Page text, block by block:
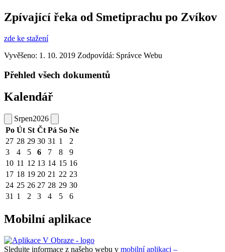
Zpívající řeka od Smetiprachu po Zvíkov
zde ke stažení
Vyvěšeno: 1. 10. 2019 Zodpovídá: Správce Webu
Přehled všech dokumentů
Kalendář
Srpen2026
Po Út St Čt Pá So Ne
27 28 29 30 31 1
2
3
4 5 6 7 8
9
10 11 12 13 14 15 16
17 18 19 20 21 22 23
24 25 26 27 28 29 30
31 1 2 3 4 5 6
Mobilní aplikace
Sledujte informace z našeho webu v mobilní aplikaci –